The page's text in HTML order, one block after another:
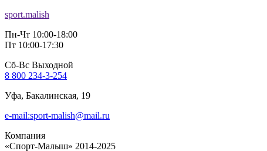
sport.malish
Пн-Чт 10:00-18:00
Пт 10:00-17:30
Сб-Вс Выходной
8 800 234-3-254
Уфа, Бакалинская, 19
e-mail:sport-malish@mail.ru
Компания
«Спорт-Малыш» 2014-2025